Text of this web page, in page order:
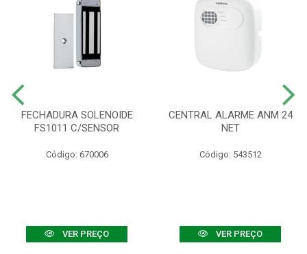
FECHADURA SOLENOIDE
FS1011 C/SENSOR
Código: 670006
VER PREÇO
CENTRAL ALARME ANM 24
NET
Código: 543512
VER PREÇO